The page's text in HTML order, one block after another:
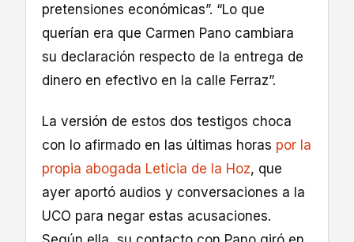
pretensiones económicas”. “Lo que
querían era que Carmen Pano cambiara
su declaración respecto de la entrega de
dinero en efectivo en la calle Ferraz”.
La versión de estos dos testigos choca
con lo afirmado en las últimas horas por la
propia abogada Leticia de la Hoz, que
ayer aportó audios y conversaciones a la
UCO para negar estas acusaciones.